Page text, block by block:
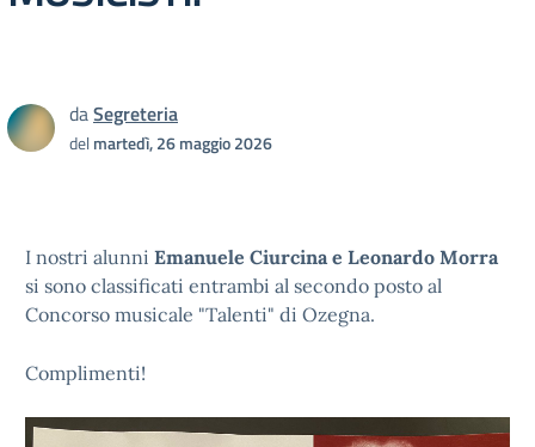
daSegreteria
delmartedì, 26 maggio 2026
I nostri alunni Emanuele Ciurcina e Leonardo Morra
si sono classificati entrambi al secondo posto al
Concorso musicale "Talenti" di Ozegna.
Complimenti!